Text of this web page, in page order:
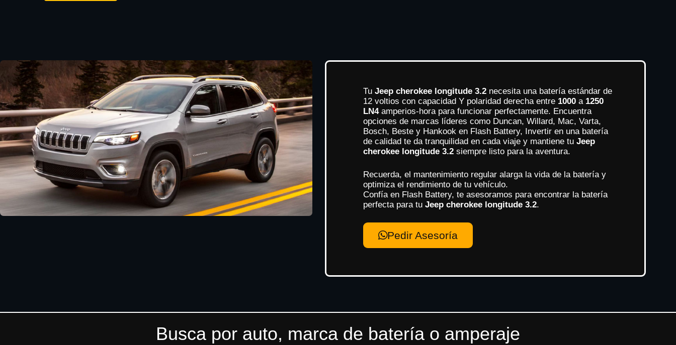
Tu Jeep cherokee longitude 3.2necesita una batería estándar de
12 voltios con capacidad Y polaridad derecha entre 1000a 1250
LN4 amperios-hora para funcionar perfectamente. Encuentra
opciones de marcas líderes como Duncan, Willard, Mac, Varta,
Bosch, Beste y Hankook en Flash Battery, Invertir en una batería
de calidad te da tranquilidad en cada viaje y mantiene tu Jeep
cherokee longitude 3.2siempre listo para la aventura.
Recuerda, el mantenimiento regular alarga la vida de la batería y
optimiza el rendimiento de tu vehículo.
Confía en Flash Battery, te asesoramos para encontrar la batería
perfecta para tu Jeep cherokee longitude 3.2.
Pedir Asesoría
Busca por auto, marca de batería o amperaje